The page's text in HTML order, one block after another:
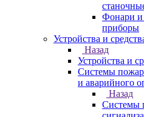
Фонари и
приборы
Устройства и
Назад
Устройства и
Системы
и аварийного
Назад
Системы